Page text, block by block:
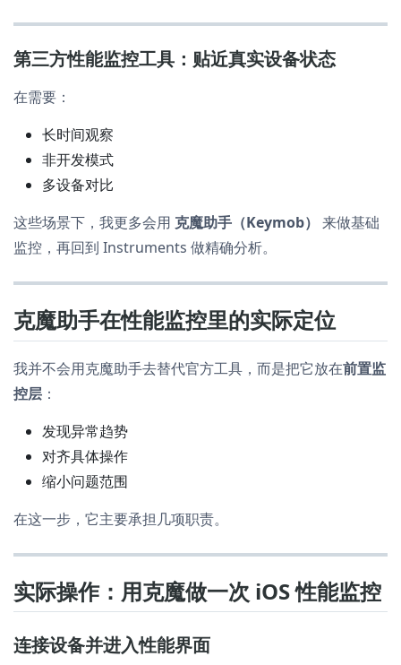
第三方性能监控工具：贴近真实设备状态
在需要：
长时间观察
非开发模式
多设备对比
这些场景下，我更多会用 克魔助手（Keymob） 来做基础
监控，再回到 Instruments 做精确分析。
克魔助手在性能监控里的实际定位
我并不会用克魔助手去替代官方工具，而是把它放在前置监
控层 ：
发现异常趋势
对齐具体操作
缩小问题范围
在这一步，它主要承担几项职责。
实际操作：用克魔做一次 iOS 性能监控
连接设备并进入性能界面